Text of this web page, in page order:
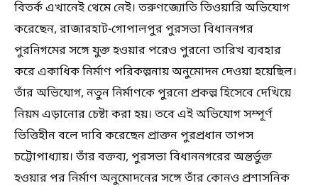
বিতর্ক এখানেই থেমে নেই। তরুণজ্যোতি তিওয়ারি অভিযোগ
করেছেন, রাজারহাট-গোপালপুর পুরসভা বিধাননগর
পুরনিগমের সঙ্গে যুক্ত হওয়ার পরেও পুরনো তারিখ ব্যবহার
করে একাধিক নির্মাণ পরিকল্পনায় অনুমোদন দেওয়া হয়েছিল।
তাঁর অভিযোগ, নতুন নির্মাণকে পুরনো প্রকল্প হিসেবে দেখিয়ে
নিয়ম এড়ানোর চেষ্টা করা হয়। তবে এই অভিযোগ সম্পূর্ণ
ভিত্তিহীন বলে দাবি করেছেন প্রাক্তন পুরপ্রধান তাপস
চট্টোপাধ্যায়। তাঁর বক্তব্য, পুরসভা বিধাননগরের অন্তর্ভুক্ত
হওয়ার পর নির্মাণ অনুমোদনের সঙ্গে তাঁর কোনও প্রশাসনিক